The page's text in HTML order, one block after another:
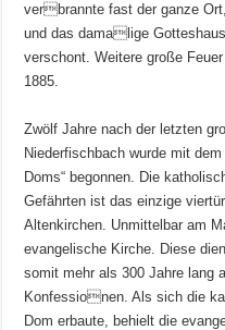
verbrannte fast der ganze
und das damalige
verschont. Weitere große
1885.
Zwölf Jahre nach der letzten
Niederfischbach wurde mit
Doms“ begonnen. Die
Gefährten ist das einzige
Altenkirchen. Unmittelbar am
evangelische Kirche. Diese
somit mehr als 300 Jahre lang
Konfessionen. Als sich die
Dom erbaute, behielt die